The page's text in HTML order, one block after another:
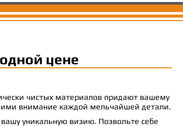
цене
чистых материалов придают вашему
внимание каждой мельчайшей детали.
уникальную визию. Позвольте себе